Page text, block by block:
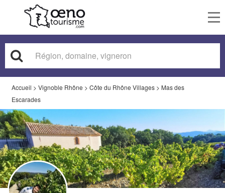
Accueil > Vignoble Rhône > Côte du Rhône Villages > Mas des
Escarades